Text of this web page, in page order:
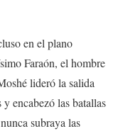
en el plano
Faraón, el hombre
lideró la salida
encabezó las batallas
subraya las